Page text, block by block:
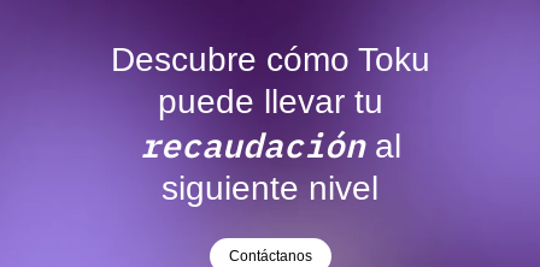
Descubre cómo Toku
puede llevar tu
recaudaciónal
siguiente nivel
Contáctanos